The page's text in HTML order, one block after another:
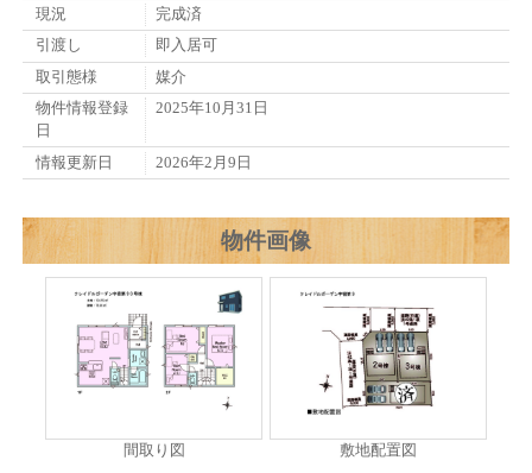
現況
完成済
引渡し
即入居可
取引態様
媒介
物件情報登録
日
2025年10月31日
情報更新日 2026年2月9日
物件画像
間取り図 敷地配置図